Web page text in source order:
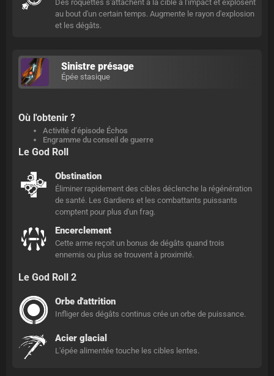
Des roquettes s'attachent à la cible à l'impact et explosent
au bout d'un certain temps. Augmente le rayon d'explosion
et les dégâts.
Sinistre présage
Épée stasique
Où l'obtenir ?
Activité d’épisode Échos
Engramme du conseil de guerre
Le God Roll
Obstination
Éliminer rapidement des cibles déclenche la régénération
de santé. Les Gardiens et les combattants puissants
comptent pour plus d'un frag.
Encerclement
Cette arme reçoit un bonus de dégâts quand trois
ennemis ou plus se trouvent à proximité.
Le God Roll 2
Orbe d'attrition
Infliger des dégâts continus crée un orbe de puissance.
Acier glacial
L'épée alimentée touche les cibles lentes.